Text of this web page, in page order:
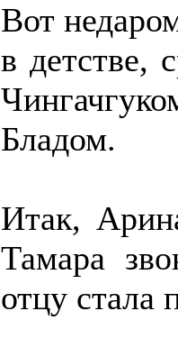
Вот
в детстве,
Бладом.
Итак,
Тамара
отцу стала